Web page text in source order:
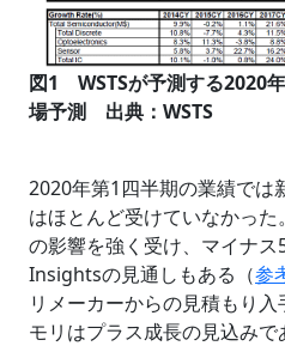
図1 WSTSが予測する2020
場予測 出典：WSTS
2020年第1四半期の業績では
はほとんど受けていなかっ
の影響を強く受け、マイナス
Insightsの見通しもある（参
リメーカーからの見積もり
モリはプラス成長の見込み